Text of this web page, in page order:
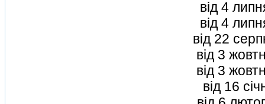
вiд 4
вiд 4
вiд 22
вiд 3
вiд 3
вiд 16